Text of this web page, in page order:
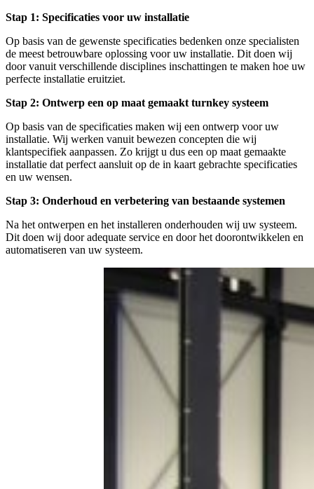
Stap 1: Specificaties voor uw installatie
Op basis van de gewenste specificaties bedenken onze specialisten
de meest betrouwbare oplossing voor uw installatie. Dit doen wij
door vanuit verschillende disciplines inschattingen te maken hoe uw
perfecte installatie eruitziet.
Stap 2: Ontwerp een op maat gemaakt turnkey systeem
Op basis van de specificaties maken wij een ontwerp voor uw
installatie. Wij werken vanuit bewezen concepten die wij
klantspecifiek aanpassen. Zo krijgt u dus een op maat gemaakte
installatie dat perfect aansluit op de in kaart gebrachte specificaties
en uw wensen.
Stap 3: Onderhoud en verbetering van bestaande systemen
Na het ontwerpen en het installeren onderhouden wij uw systeem.
Dit doen wij door adequate service en door het doorontwikkelen en
automatiseren van uw systeem.